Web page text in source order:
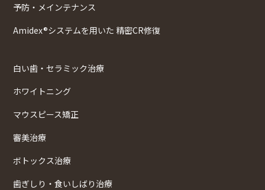
予防・メインテナンス
Amidex®システムを用いた 精密CR修復
白い歯・セラミック治療
ホワイトニング
マウスピース矯正
審美治療
ボトックス治療
歯ぎしり・食いしばり治療